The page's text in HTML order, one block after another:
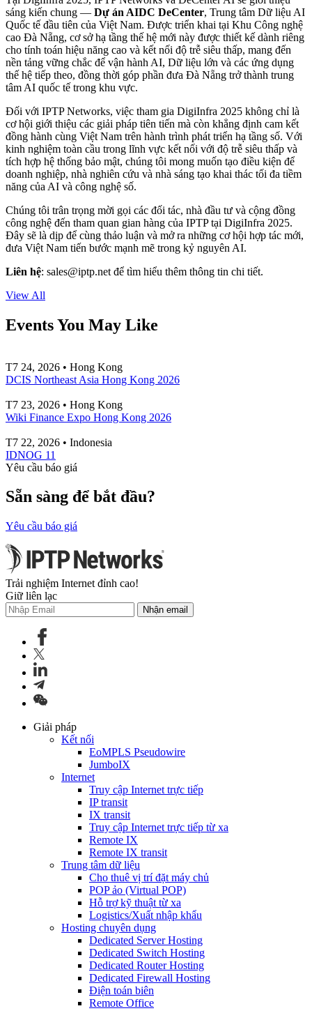
sáng kiến chung — Dự án AIDC DeCenter, Trung tâm Dữ liệu AI
Quốc tế đầu tiên của Việt Nam. Được triển khai tại Khu Công nghệ
cao Đà Nẵng, cơ sở hạ tầng thế hệ mới này được thiết kế dành riêng
cho tính toán hiệu năng cao và kết nối độ trễ siêu thấp, mang đến
nền tảng vững chắc để vận hành AI, Dữ liệu lớn và các ứng dụng
thế hệ tiếp theo, đồng thời góp phần đưa Đà Nẵng trở thành trung
tâm AI quốc tế trong khu vực.
Đối với IPTP Networks, việc tham gia DigiInfra 2025 không chỉ là
cơ hội giới thiệu các giải pháp tiên tiến mà còn khẳng định cam kết
đồng hành cùng Việt Nam trên hành trình phát triển hạ tầng số. Với
kinh nghiệm toàn cầu trong lĩnh vực kết nối với độ trễ siêu thấp và
tích hợp hệ thống bảo mật, chúng tôi mong muốn tạo điều kiện để
doanh nghiệp, nhà nghiên cứu và nhà sáng tạo khai thác tối đa tiềm
năng của AI và công nghệ số.
Chúng tôi trân trọng mời gọi các đối tác, nhà đầu tư và cộng đồng
công nghệ đến tham quan gian hàng của IPTP tại DigiInfra 2025.
Đây sẽ là dịp để cùng thảo luận và mở ra những cơ hội hợp tác mới,
đưa Việt Nam tiến bước mạnh mẽ trong kỷ nguyên AI.
Liên hệ: sales iptp.net để tìm hiểu thêm thông tin chi tiết.
View All
Events You May Like
T7 24, 2026 • Hong Kong
DCIS Northeast Asia Hong Kong 2026
T7 23, 2026 • Hong Kong
Wiki Finance Expo Hong Kong 2026
T7 22, 2026 • Indonesia
IDNOG 11
Yêu cầu báo giá
Sẵn sàng để bắt đầu?
Yêu cầu báo giá
Trải nghiệm Internet đỉnh cao!
Giữ liên lạc
Nhận email
Giải pháp
Kết nối
EoMPLS Pseudowire
JumboIX
Internet
Truy cập Internet trực tiếp
IP transit
IX transit
Truy cập Internet trực tiếp từ xa
Remote IX
Remote IX transit
Trung tâm dữ liệu
Cho thuê vị trí đặt máy chủ
POP ảo (Virtual POP)
Hỗ trợ kỹ thuật từ xa
Logistics/Xuất nhập khẩu
Hosting chuyên dụng
Dedicated Server Hosting
Dedicated Switch Hosting
Dedicated Router Hosting
Dedicated Firewall Hosting
Điện toán biên
Remote Office